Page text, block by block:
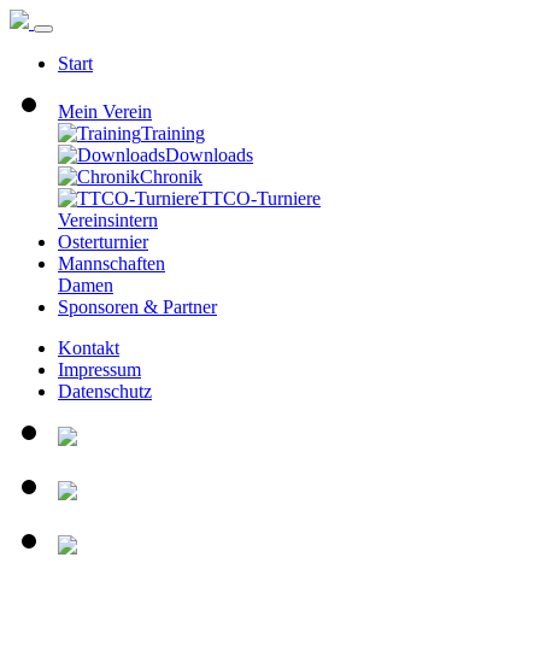
Start
Mein Verein
Training
Downloads
Chronik
TTCO-Turniere
Vereinsintern
Osterturnier
Mannschaften
Damen
Sponsoren & Partner
Kontakt
Impressum
Datenschutz